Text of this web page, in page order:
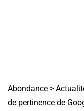
Abondance >
de pertinence de